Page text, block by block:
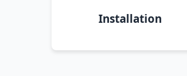
Installation